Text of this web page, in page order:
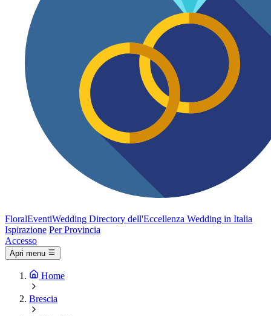
FloralEventiWedding Directory dell'Eccellenza Wedding in Italia
Ispirazione Per Provincia
Accesso
Apri menu
Home
Brescia